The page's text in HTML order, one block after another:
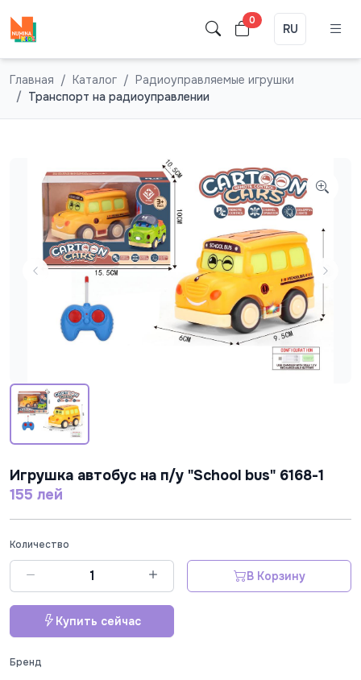
0
RU
Главная Каталог
Радиоуправляемые игрушки
Транспорт на радиоуправлении
Игрушка автобус на п/у "School bus" 6168-1
155 лей
Количество
В Корзину
Купить сейчас
Бренд